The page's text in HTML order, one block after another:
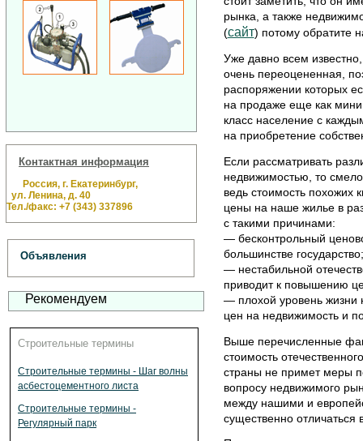
Контактная информация
Россия, г. Екатеринбург,
ул. Ленина, д. 40
Тел./факс: +7 (343) 337896
Объявления
Рекомендуем
Строительные термины
Строительные термины - Шаг волны
асбестоцементного листа
Строительные термины -
Регулярный парк
рынка, а также
(сайт) потому обратите
Уже давно всем
очень переоцененная,
распоряжении которых
на продаже еще как
класс население с
на приобретение
Если рассматривать
недвижимостью, то
ведь стоимость похожих
цены на наше жилье в
с такими причинами:
— бесконтрольный
большинстве государство;
— нестабильной
приводит к повышению
— плохой уровень жизни
цен на недвижимость и
Выше перечисленные
стоимость
страны не примет меры
вопросу недвижимого
между нашими и
существенно отличаться